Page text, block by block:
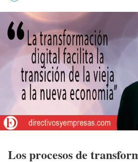
Los procesos de